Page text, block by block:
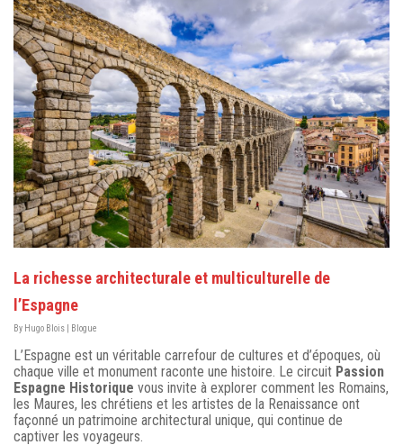
La richesse architecturale et multiculturelle de
l’Espagne
By Hugo Blois Blogue
L’Espagne est un véritable carrefour de cultures et d’époques, où
chaque ville et monument raconte une histoire. Le circuit Passion
Espagne Historique vous invite à explorer comment les Romains,
les Maures, les chrétiens et les artistes de la Renaissance ont
façonné un patrimoine architectural unique, qui continue de
captiver les voyageurs.